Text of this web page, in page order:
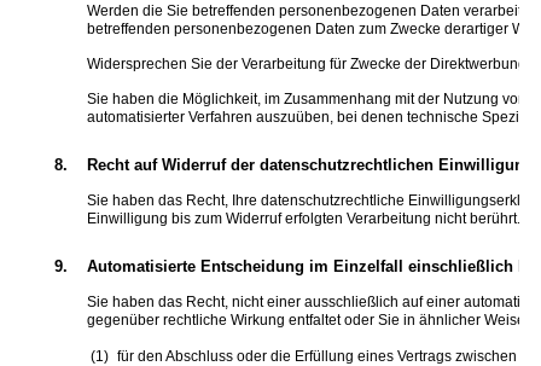
Werden die Sie betreffenden personenbezogenen Daten
betreffenden personenbezogenen Daten zum Zwecke derartiger
Widersprechen Sie der Verarbeitung für Zwecke der
Sie haben die Möglichkeit, im Zusammenhang mit der Nutzung von
automatisierter Verfahren auszuüben, bei denen technische
8. Recht auf Widerruf der datenschutzrechtlichen
Sie haben das Recht, Ihre datenschutzrechtliche
Einwilligung bis zum Widerruf erfolgten Verarbeitung nicht berührt.
9. Automatisierte Entscheidung im Einzelfall einschließlich
Sie haben das Recht, nicht einer ausschließlich auf einer
gegenüber rechtliche Wirkung entfaltet oder Sie in ähnlicher Weise
für den Abschluss oder die Erfüllung eines Vertrags zwischen